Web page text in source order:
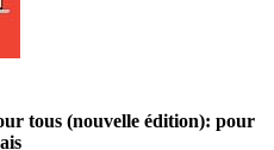
tous (nouvelle édition): pour